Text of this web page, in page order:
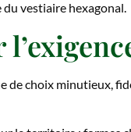
du vestiaire hexagonal.
de choix minutieux,